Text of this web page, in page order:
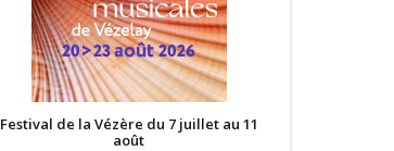
Festival de la Vézère du 7 juillet au 11
août